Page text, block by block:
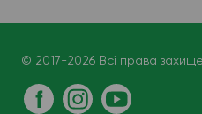
© 2017-2026 Всі права